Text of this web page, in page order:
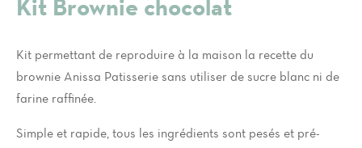
Kit Brownie chocolat
Kit permettant de reproduire à la maison la recette du
brownie Anissa Patisserie sans utiliser de sucre blanc ni de
farine raffinée.
Simple et rapide, tous les ingrédients sont pesés et pré-